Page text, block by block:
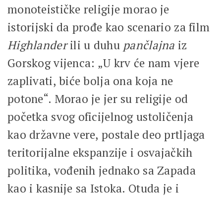
monoteističke religije morao je
istorijski da prođe kao scenario za film
Highlanderili u duhu pančlajna iz
Gorskog vijenca: „U krv će nam vjere
zaplivati, biće bolja ona koja ne
potone“. Morao je jer su religije od
početka svog oficijelnog ustoličenja
kao državne vere, postale deo prtljaga
teritorijalne ekspanzije i osvajačkih
politika, vođenih jednako sa Zapada
kao i kasnije sa Istoka. Otuda je i